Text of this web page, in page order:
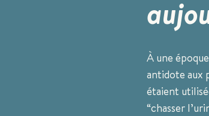
À une
antidote aux
étaient
“chasser